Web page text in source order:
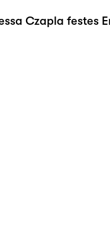
Czapla festes